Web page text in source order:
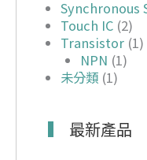
Synchronous
Touch IC (2)
Transistor (1)
NPN (1)
未分類 (1)
最新產品